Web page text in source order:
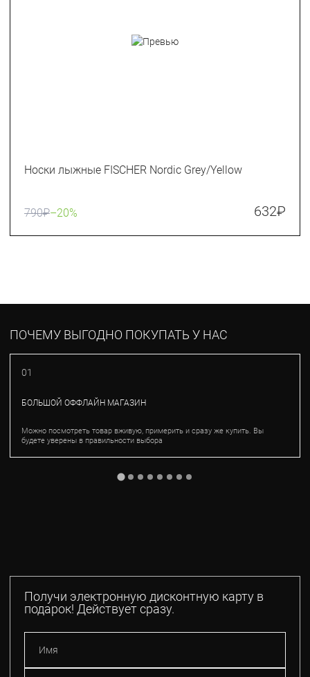
Носки лыжные FISCHER Nordic Grey/Yellow
790₽–20% 632₽
ПОЧЕМУ ВЫГОДНО ПОКУПАТЬ У НАС
01
БОЛЬШОЙ ОФФЛАЙН МАГАЗИН
Можно посмотреть товар вживую, примерить и сразу же купить. Вы
будете уверены в правильности выбора
Получи электронную дисконтную карту в
подарок! Действует сразу.